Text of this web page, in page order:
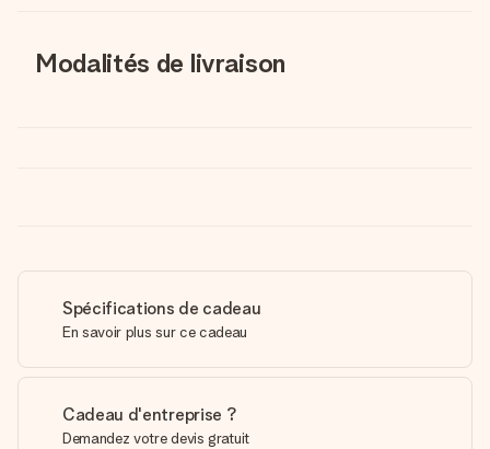
Modalités de livraison
Spécifications de cadeau
En savoir plus sur ce cadeau
Cadeau d'entreprise ?
Demandez votre devis gratuit